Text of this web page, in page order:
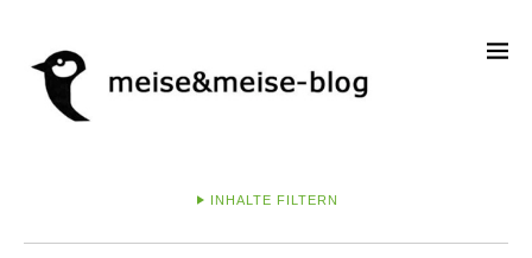
INHALTE FILTERN